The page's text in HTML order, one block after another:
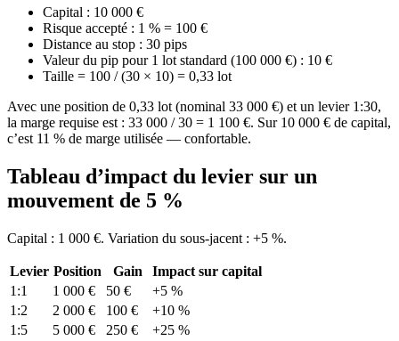
Capital : 10 000 €
Risque accepté : 1 % = 100 €
Distance au stop : 30 pips
Valeur du pip pour 1 lot standard (100 000 €) : 10 €
Taille = 100 / (30 × 10) = 0,33 lot
Avec une position de 0,33 lot (nominal 33 000 €) et un levier 1:30,
la marge requise est : 33 000 / 30 = 1 100 €. Sur 10 000 € de capital,
c’est 11 % de marge utilisée — confortable.
Tableau d’impact du levier sur un
mouvement de 5 %
Capital : 1 000 €. Variation du sous-jacent : +5 %.
Levier Position Gain
Impact sur capital
1:1
1 000 € 50 €
+5 %
1:2
2 000 € 100 €
+10 %
1:5
5 000 € 250 €
+25 %